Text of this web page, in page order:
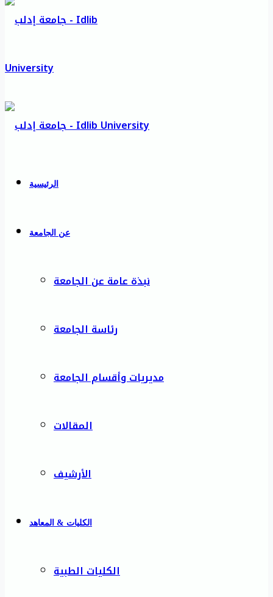
الرئيسية
عن الجامعة
نبذة عامة عن الجامعة
رئاسة الجامعة
مديريات وأقسام الجامعة
المقالات
الأرشيف
الكليات & المعاهد
الكليات الطبية